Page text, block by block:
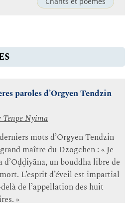
paroles d’Orgyen Tendzin
Tenpe Nyima
mots d’Orgyen Tendzin
maître du Dzogchen : « Je
d’Oḍḍiyāna, un bouddha libre de
L’esprit d’éveil est impartial
de l’appellation des huit
»